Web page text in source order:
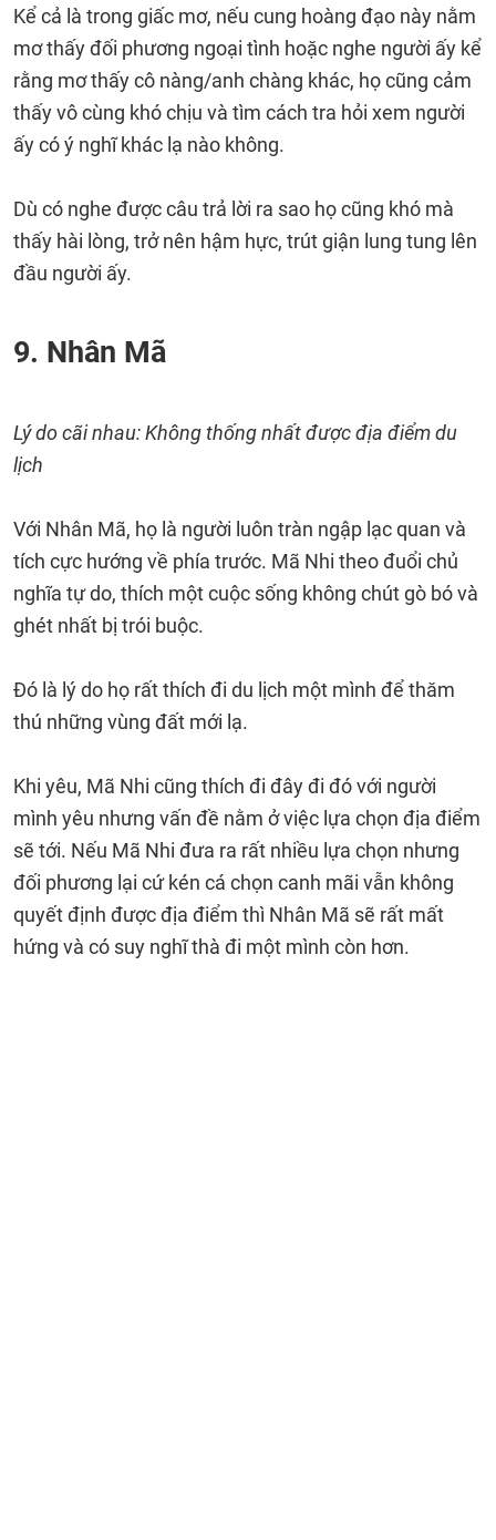
Kể cả là trong giấc mơ, nếu cung hoàng đạo này nằm
mơ thấy đối phương ngoại tình hoặc nghe người ấy kể
rằng mơ thấy cô nàng/anh chàng khác, họ cũng cảm
thấy vô cùng khó chịu và tìm cách tra hỏi xem người
ấy có ý nghĩ khác lạ nào không.
Dù có nghe được câu trả lời ra sao họ cũng khó mà
thấy hài lòng, trở nên hậm hực, trút giận lung tung lên
đầu người ấy.
9. Nhân Mã
Lý do cãi nhau: Không thống nhất được địa điểm du
lịch
Với Nhân Mã, họ là người luôn tràn ngập lạc quan và
tích cực hướng về phía trước. Mã Nhi theo đuổi chủ
nghĩa tự do, thích một cuộc sống không chút gò bó và
ghét nhất bị trói buộc.
Đó là lý do họ rất thích đi du lịch một mình để thăm
thú những vùng đất mới lạ.
Khi yêu, Mã Nhi cũng thích đi đây đi đó với người
mình yêu nhưng vấn đề nằm ở việc lựa chọn địa điểm
sẽ tới. Nếu Mã Nhi đưa ra rất nhiều lựa chọn nhưng
đối phương lại cứ kén cá chọn canh mãi vẫn không
quyết định được địa điểm thì Nhân Mã sẽ rất mất
hứng và có suy nghĩ thà đi một mình còn hơn.